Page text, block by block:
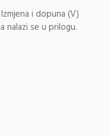
i dopuna (V)
nalazi se u prilogu.